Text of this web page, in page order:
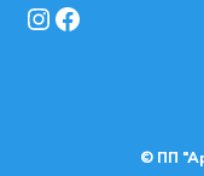
Instagram
Facebook
© ПП